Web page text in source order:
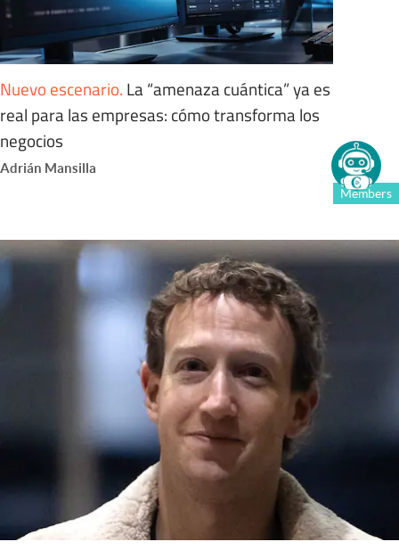
Nuevo escenario. La “amenaza cuántica” ya es
real para las empresas: cómo transforma los
negocios
Adrián Mansilla
Members